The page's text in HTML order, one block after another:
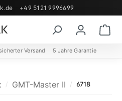
+49 5121 9996699
Versand 5 Jahre Garantie
GMT-Master II 6718